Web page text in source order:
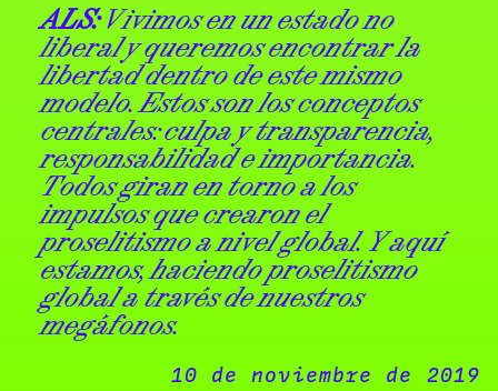
ALS:Vivimos en un estado no
liberal y queremos encontrar la
libertad dentro de este mismo
modelo. Estos son los conceptos
centrales: culpa y transparencia,
responsabilidad e importancia.
Todos giran en torno a los
impulsos que crearon el
proselitismo a nivel global. Y aquí
estamos, haciendo proselitismo
global a través de nuestros
megáfonos.
10 de noviembre de 2019